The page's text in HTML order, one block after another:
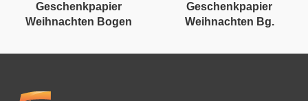
Geschenkpapier
Weihnachten Bogen
Geschenkpapier
Weihnachten Bg.